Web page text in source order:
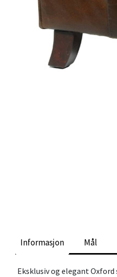
Informasjon Mål
Eksklusiv og elegant